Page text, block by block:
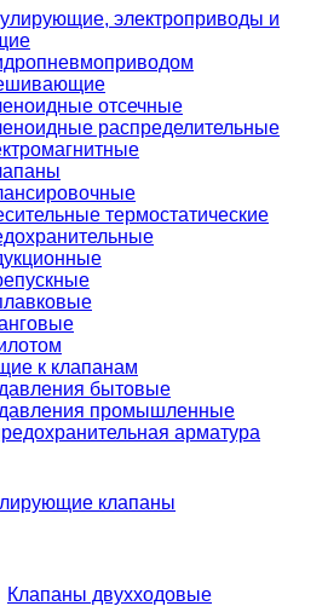
электроприводы и
отсечные
распределительные
термостатические
к клапанам
бытовые
давления промышленные
арматура
клапаны
Клапаны двухходовые